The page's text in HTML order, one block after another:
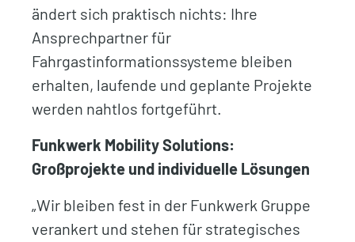
ändert sich praktisch nichts: Ihre
Ansprechpartner für
Fahrgastinformationssysteme bleiben
erhalten, laufende und geplante Projekte
werden nahtlos fortgeführt.
Funkwerk Mobility Solutions:
Großprojekte und individuelle Lösungen
„Wir bleiben fest in der Funkwerk Gruppe
verankert und stehen für strategisches